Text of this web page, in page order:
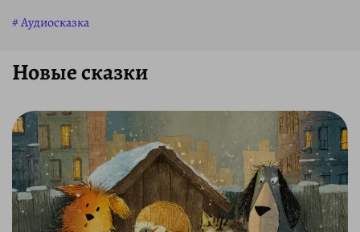
Аудиосказка
Новые сказки